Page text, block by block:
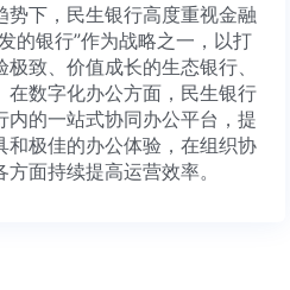
趋势下，民生银行高度重视金融
发的银行”作为战略之一，以打
验极致、价值成长的生态银行、
。在数字化办公方面，民生银行
行内的一站式协同办公平台，提
具和极佳的办公体验，在组织协
各方面持续提高运营效率。